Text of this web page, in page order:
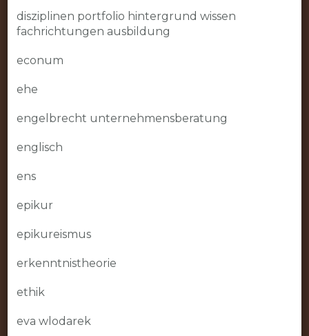
disziplinen portfolio hintergrund wissen
fachrichtungen ausbildung
econum
ehe
engelbrecht unternehmensberatung
englisch
ens
epikur
epikureismus
erkenntnistheorie
ethik
eva wlodarek